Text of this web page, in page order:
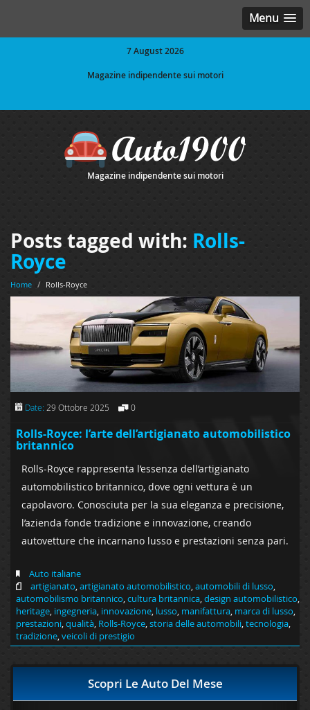
Menu
7 August 2026
Magazine indipendente sui motori
Magazine indipendente sui motori
Posts tagged with: Rolls-
Royce
Home / Rolls-Royce
Date: 29 Ottobre 2025 0
Rolls-Royce: l’arte dell’artigianato automobilistico
britannico
Rolls-Royce rappresenta l’essenza dell’artigianato
automobilistico britannico, dove ogni vettura è un
capolavoro. Conosciuta per la sua eleganza e precisione,
l’azienda fonde tradizione e innovazione, creando
autovetture che incarnano lusso e prestazioni senza pari.
Auto italiane
artigianato,artigianato automobilistico,automobili di lusso,
automobilismo britannico,cultura britannica,design automobilistico,
heritage, ingegneria, innovazione, lusso, manifattura, marca di lusso,
prestazioni,qualità, Rolls-Royce,storia delle automobili,tecnologia,
tradizione,veicoli di prestigio
Scopri Le Auto Del Mese